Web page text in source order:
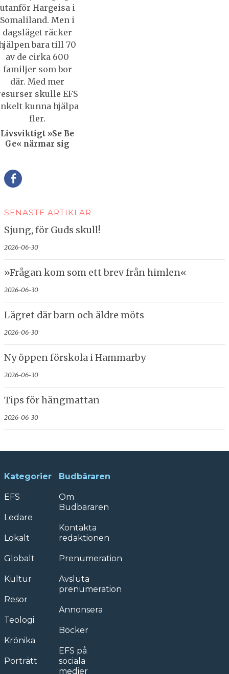
Livsviktigt »Se Be
Ge« närmar sig
SENASTE ARTIKLAR
Sjung, för Guds skull!
2026-06-30
»Frågan kom som ett brev från himlen«
2026-06-30
Lägret där barn och äldre möts
2026-06-30
Ny öppen förskola i Hammarby
2026-06-30
Tips för hängmattan
2026-06-30
Kategorier
EFS
Ledare
Lokalt
Globalt
Kultur
Resor
Teologi
Krönika
Porträtt
Budbäraren
Om
Budbäraren
Kontakta
redaktionen
Prenumeration
Avsluta
prenumeration
Annonsera
Böcker
EFS på
sociala
medier